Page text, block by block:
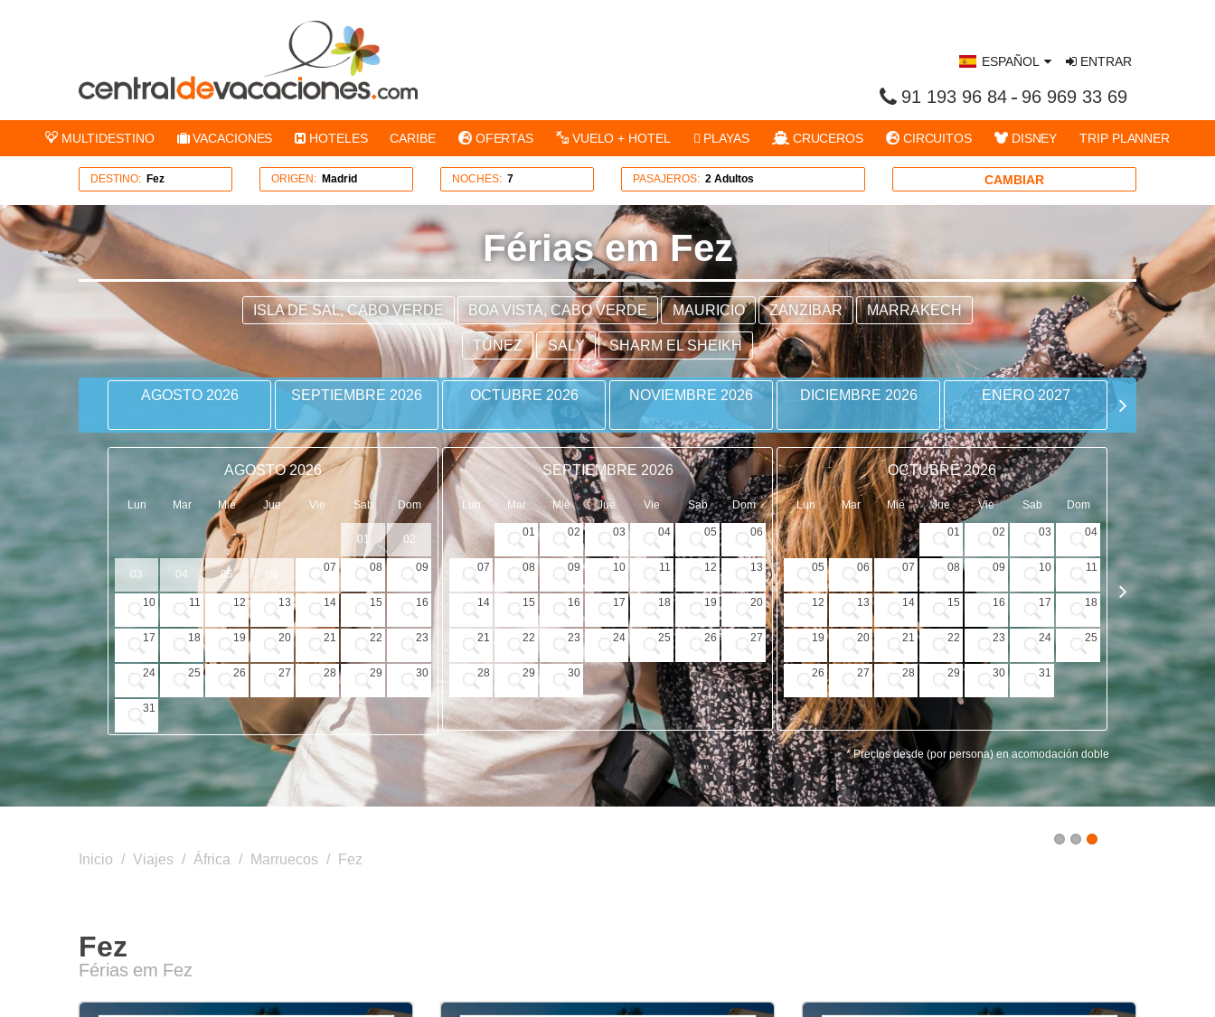
ESPAÑOL
91 193 96 84 96 969 33 69
ENTRAR
MULTIDESTINO VACACIONES HOTELES CARIBE OFERTAS VUELO + HOTEL PLAYAS CRUCEROS CIRCUITOS DISNEY TRIP PLANNER
1 2 3
DESTINO: Fez ORIGEN: Madrid NOCHES: 7 PASAJEROS: 2 Adultos CAMBIAR
Férias em Fez
ISLA DE SAL, CABO VERDE BOA VISTA, CABO VERDE MAURICIO ZANZIBAR MARRAKECH
TÚNEZ SALY SHARM EL SHEIKH
AGOSTO 2026 SEPTIEMBRE 2026 OCTUBRE 2026 NOVIEMBRE 2026 DICIEMBRE 2026 ENERO 2027
AGOSTO 2026
Lun Mar Mié Jue Vie Sab Dom
01 02
03 04 05 06
07 08 09
10 11 12 13 14 15 16
17 18 19 20 21 22 23
24 25 26 27 28 29 30
31
SEPTIEMBRE 2026
Lun Mar Mié Jue Vie Sab Dom
01 02 03 04 05 06
07 08 09 10 11 12 13
14 15 16 17 18 19 20
21 22 23 24 25 26 27
28 29 30
OCTUBRE 2026
Lun Mar Mié Jue Vie Sab Dom
01 02 03 04
05 06 07 08 09 10 11
12 13 14 15 16 17 18
19 20 21 22 23 24 25
26 27 28 29 30 31
02
09 10
23 24
* Precios desde (por persona) en acomodación doble
Inicio / Viajes / África / Marruecos / Fez
Fez
Férias em Fez